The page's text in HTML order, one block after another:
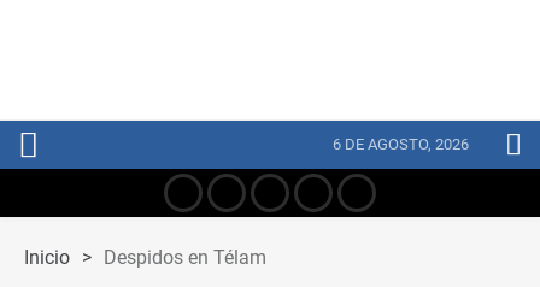
6 DE AGOSTO, 2026
Inicio > Despidos en Télam